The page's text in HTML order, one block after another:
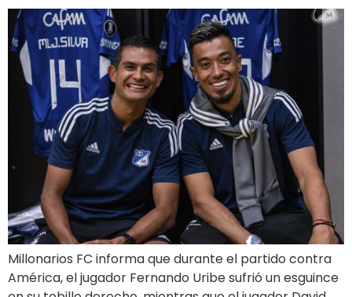
Millonarios FC informa que durante el partido contra
América, el jugador Fernando Uribe sufrió un esguince